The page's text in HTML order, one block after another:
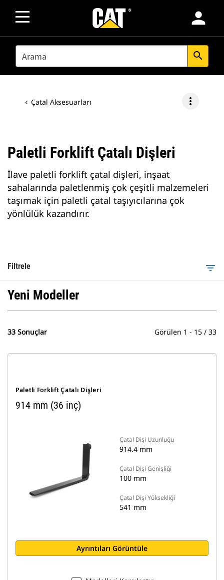
person
SEARCH search
Çatal Aksesuarları more_vert
Paletli Forklift Çatalı Dişleri
İlave paletli forklift çatal dişleri, inşaat
sahalarında paletlenmiş çok çeşitli malzemeleri
taşımak için paletli çatal taşıyıcılarına çok
yönlülük kazandırır.
Filtrele filter_list
Yeni Modeller
33 Sonuçlar Görülen 1 - 15 / 33
Paletli Forklift Çatalı Dişleri
914 mm (36 inç)
Çatal Dişi Uzunluğu
914.4 mm
Çatal Dişi Genişliği
100 mm
Çatal Dişi Yüksekliği
541 mm
Ayrıntıları Görüntüle